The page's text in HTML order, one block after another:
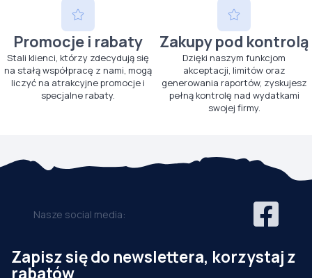
Promocje i rabaty
Stali klienci, którzy zdecydują się
na stałą współpracę z nami, mogą
liczyć na atrakcyjne promocje i
specjalne rabaty.
Zakupy pod kontrolą
Dzięki naszym funkcjom
akceptacji, limitów oraz
generowania raportów, zyskujesz
pełną kontrolę nad wydatkami
swojej firmy.
Nasze social media:
Zapisz się do newslettera, korzystaj z
rabatów